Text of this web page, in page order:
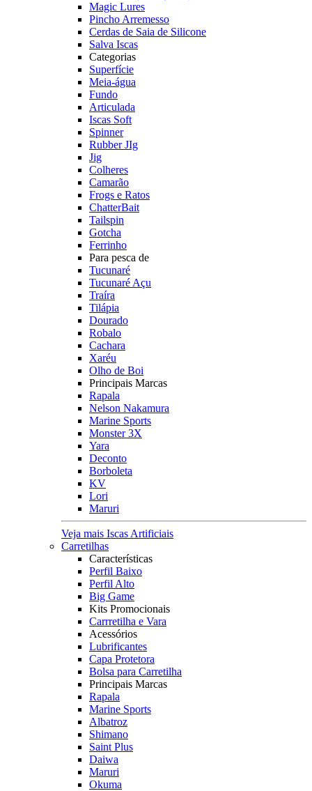
Magic Lures
Pincho Arremesso
Cerdas de Saia de Silicone
Salva Iscas
Categorias
Superfície
Meia-água
Fundo
Articulada
Iscas Soft
Spinner
Rubber JIg
Jig
Colheres
Camarão
Frogs e Ratos
ChatterBait
Tailspin
Gotcha
Ferrinho
Para pesca de
Tucunaré
Tucunaré Açu
Traíra
Tilápia
Dourado
Robalo
Cachara
Xaréu
Olho de Boi
Principais Marcas
Rapala
Nelson Nakamura
Marine Sports
Monster 3X
Yara
Deconto
Borboleta
KV
Lori
Maruri
Veja mais Iscas Artificiais
Carretilhas
Características
Perfil Baixo
Perfil Alto
Big Game
Kits Promocionais
Carrretilha e Vara
Acessórios
Lubrificantes
Capa Protetora
Bolsa para Carretilha
Principais Marcas
Rapala
Marine Sports
Albatroz
Shimano
Saint Plus
Daiwa
Maruri
Okuma